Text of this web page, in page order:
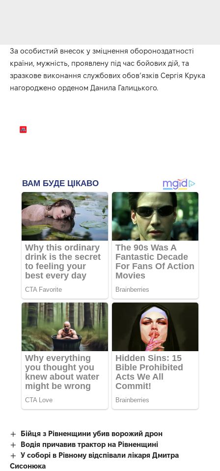
За особистий внесок у зміцнення обороноздатності
країни, мужність, проявлену під час бойових дій, та
зразкове виконання службових обов’язків Сергія Крука
нагороджено орденом Данила Галицького.
Бійця з Рівненщини убив ворожий дрон
Водія причавив трактор на Рівненщині
У соборі в Рівному відспівали лікаря Дмитра
Сисонюка